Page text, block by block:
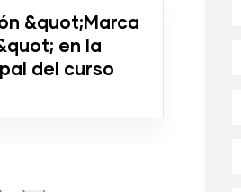
&quot;Marca
en la
del curso